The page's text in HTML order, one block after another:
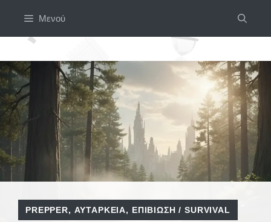
περιεχόμενο
Μενού
PREPPER, ΑΥΤΆΡΚΕΙΑ, ΕΠΙΒΊΩΣΗ / SURVIVAL